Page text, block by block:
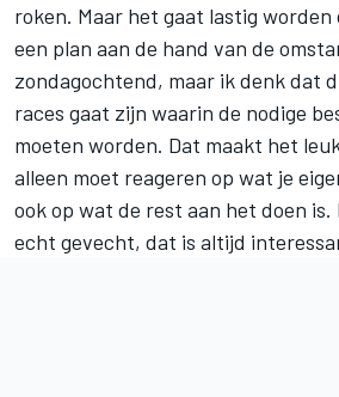
roken. Maar het gaat lastig worden
een plan aan de hand van de
zondagochtend, maar ik denk dat
races gaat zijn waarin de nodige
moeten worden. Dat maakt het
alleen moet reageren op wat je
ook op wat de rest aan het doen
echt gevecht, dat is altijd